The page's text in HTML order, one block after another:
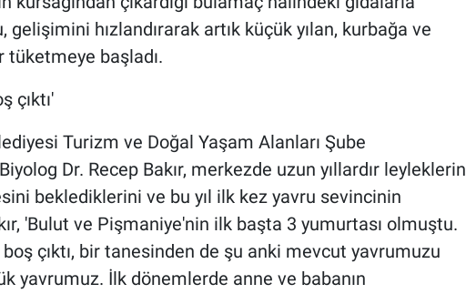
hızlandırarak artık küçük yılan, kurbağa ve
tüketmeye başladı.
çıktı'
Turizm ve Doğal Yaşam Alanları Şube
Dr. Recep Bakır, merkezde uzun yıllardır leyleklerin
beklediklerini ve bu yıl ilk kez yavru sevincinin
'Bulut ve Pişmaniye'nin ilk başta 3 yumurtası olmuştu.
çıktı, bir tanesinden de şu anki mevcut yavrumuzu
yavrumuz. İlk dönemlerde anne ve babanın